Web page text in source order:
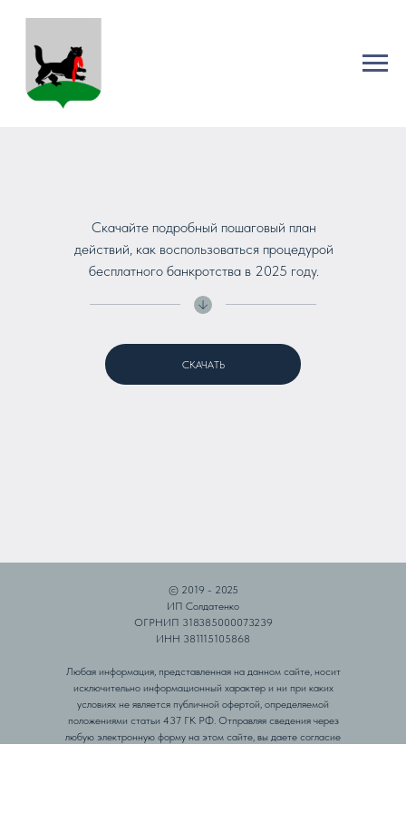
Скачайте подробный пошаговый план
действий, как воспользоваться процедурой
бесплатного банкротства в 2025 году.
СКАЧАТЬ
© 2019 - 2025
ИП Солдатенко
ОГРНИП 318385000073239
ИНН 381115105868
Любая информация, представленная на данном сайте, носит
исключительно информационный характер и ни при каких
условиях не является публичной офертой, определяемой
положениями статьи 437 ГК РФ. Отправляя сведения через
любую электронную форму на этом сайте, вы даете согласие